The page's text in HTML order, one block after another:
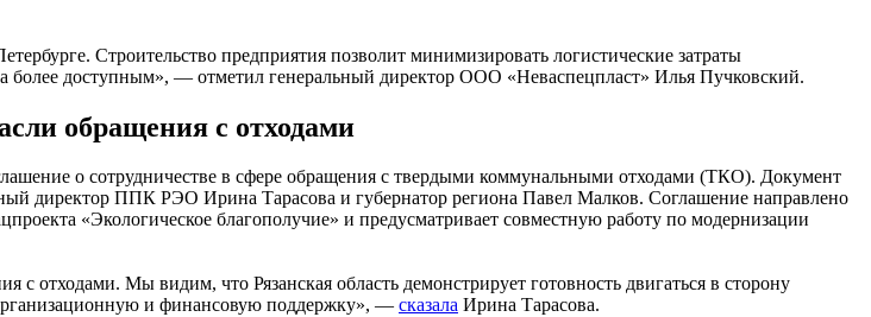
Строительство предприятия позволит минимизировать логистические затраты
более доступным», — отметил генеральный директор ООО «Неваспецпласт» Илья Пучковский.
обращения с отходами
о сотрудничестве в сфере обращения с твердыми коммунальными отходами (ТКО). Документ
директор ППК РЭО Ирина Тарасова и губернатор региона Павел Малков. Соглашение направлено
«Экологическое благополучие» и предусматривает совместную работу по модернизации
отходами. Мы видим, что Рязанская область демонстрирует готовность двигаться в сторону
и финансовую поддержку», — сказала Ирина Тарасова.